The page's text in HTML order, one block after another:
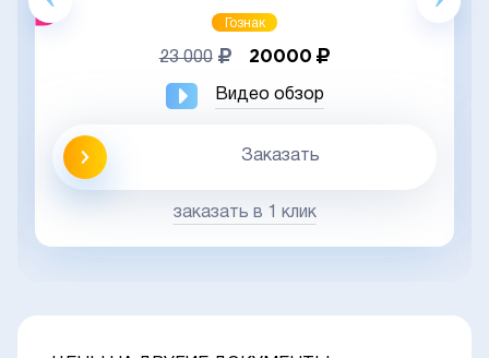
Гознак
23 000 20000
Видео обзор
Заказать
заказать в 1 клик